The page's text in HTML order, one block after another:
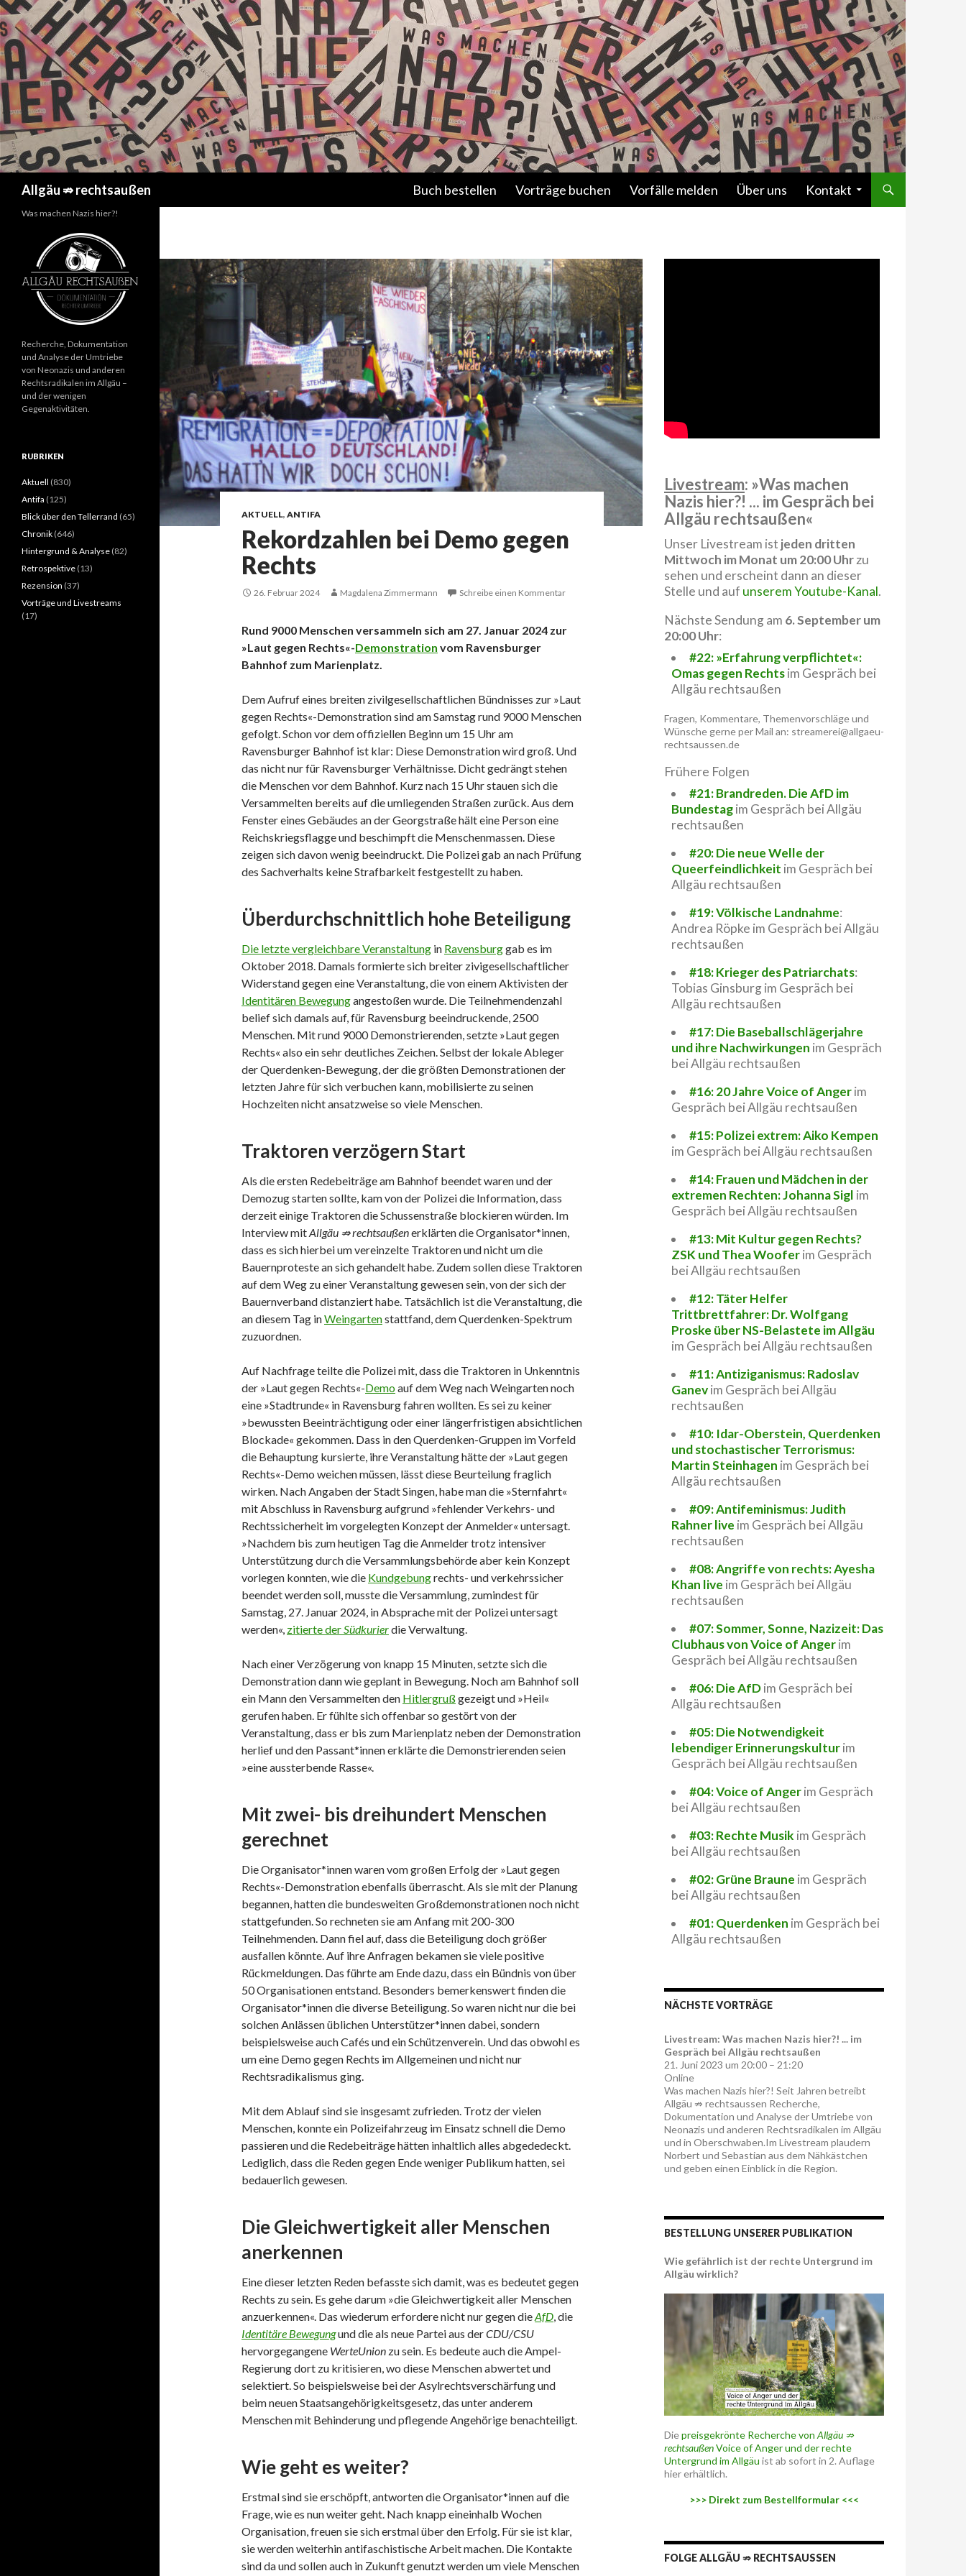
Allgäu ⇏ rechtsaußen Buch bestellen Vorträge buchen Vorfälle melden Über uns Kontakt
AKTUELL, ANTIFA
Rekordzahlen bei Demo gegen
Rechts
26. Februar 2024 Magdalena Zimmermann Schreibe einen Kommentar
Rund 9000 Menschen versammeln sich am 27. Januar 2024 zur
»Laut gegen Rechts«-Demonstration vom Ravensburger
Bahnhof zum Marienplatz.
Dem Aufruf eines breiten zivilgesellschaftlichen Bündnisses zur »Laut
gegen Rechts«-Demonstration sind am Samstag rund 9000 Menschen
gefolgt. Schon vor dem offiziellen Beginn um 15 Uhr am
Ravensburger Bahnhof ist klar: Diese Demonstration wird groß. Und
das nicht nur für Ravensburger Verhältnisse. Dicht gedrängt stehen
die Menschen vor dem Bahnhof. Kurz nach 15 Uhr stauen sich die
Versammelten bereits auf die umliegenden Straßen zurück. Aus dem
Fenster eines Gebäudes an der Georgstraße hält eine Person eine
Reichskriegsflagge und beschimpft die Menschenmassen. Diese
zeigen sich davon wenig beeindruckt. Die Polizei gab an nach Prüfung
des Sachverhalts keine Strafbarkeit festgestellt zu haben.
Überdurchschnittlich hohe Beteiligung
Die letzte vergleichbare Veranstaltung in Ravensburggab es im
Oktober 2018. Damals formierte sich breiter zivigesellschaftlicher
Widerstand gegen eine Veranstaltung, die von einem Aktivisten der
Identitären Bewegungangestoßen wurde. Die Teilnehmendenzahl
belief sich damals auf, für Ravensburg beeindruckende, 2500
Menschen. Mit rund 9000 Demonstrierenden, setzte »Laut gegen
Rechts« also ein sehr deutliches Zeichen. Selbst der lokale Ableger
der Querdenken-Bewegung, der die größten Demonstrationen der
letzten Jahre für sich verbuchen kann, mobilisierte zu seinen
Hochzeiten nicht ansatzweise so viele Menschen.
Traktoren verzögern Start
Als die ersten Redebeiträge am Bahnhof beendet waren und der
Demozug starten sollte, kam von der Polizei die Information, dass
derzeit einige Traktoren die Schussenstraße blockieren würden. Im
Interview mitAllgäu ⇏ rechtsaußenerklärten die Organisator*innen,
dass es sich hierbei um vereinzelte Traktoren und nicht um die
Bauernproteste an sich gehandelt habe. Zudem sollen diese Traktoren
auf dem Weg zu einer Veranstaltung gewesen sein, von der sich der
Bauernverband distanziert habe. Tatsächlich ist die Veranstaltung, die
an diesem Tag inWeingartenstattfand, dem Querdenken-Spektrum
zuzuordnen.
Auf Nachfrage teilte die Polizei mit, dass die Traktoren in Unkenntnis
der »Laut gegen Rechts«-Demoauf dem Weg nach Weingarten noch
eine »Stadtrunde« in Ravensburg fahren wollten. Es sei zu keiner
»bewussten Beeinträchtigung oder einer längerfristigen absichtlichen
Blockade« gekommen. Dass in den Querdenken-Gruppen im Vorfeld
die Behauptung kursierte, ihre Veranstaltung hätte der »Laut gegen
Rechts«-Demo weichen müssen, lässt diese Beurteilung fraglich
wirken. Nach Angaben der Stadt Singen, habe man die »Sternfahrt«
mit Abschluss in Ravensburg aufgrund »fehlender Verkehrs- und
Rechtssicherheit im vorgelegten Konzept der Anmelder« untersagt.
»Nachdem bis zum heutigen Tag die Anmelder trotz intensiver
Unterstützung durch die Versammlungsbehörde aber kein Konzept
vorlegen konnten, wie die Kundgebungrechts- und verkehrssicher
beendet werden soll, musste die Versammlung, zumindest für
Samstag, 27. Januar 2024, in Absprache mit der Polizei untersagt
werden«, zitierte derSüdkurierdie Verwaltung.
Nach einer Verzögerung von knapp 15 Minuten, setzte sich die
Demonstration dann wie geplant in Bewegung. Noch am Bahnhof soll
ein Mann den Versammelten den Hitlergrußgezeigt und »Heil«
gerufen haben. Er fühlte sich offenbar so gestört von der
Veranstaltung, dass er bis zum Marienplatz neben der Demonstration
herlief und den Passant*innen erklärte die Demonstrierenden seien
»eine aussterbende Rasse«.
Mit zwei- bis dreihundert Menschen
gerechnet
Die Organisator*innen waren vom großen Erfolg der »Laut gegen
Rechts«-Demonstration ebenfalls überrascht. Als sie mit der Planung
begannen, hatten die bundesweiten Großdemonstrationen noch nicht
stattgefunden. So rechneten sie am Anfang mit 200-300
Teilnehmenden. Dann fiel auf, dass die Beteiligung doch größer
ausfallen könnte. Auf ihre Anfragen bekamen sie viele positive
Rückmeldungen. Das führte am Ende dazu, dass ein Bündnis von über
50 Organisationen entstand. Besonders bemerkenswert finden die
Organisator*innen die diverse Beteiligung. So waren nicht nur die bei
solchen Anlässen üblichen Unterstützer*innen dabei, sondern
beispielsweise auch Cafés und ein Schützenverein. Und das obwohl es
um eine Demo gegen Rechts im Allgemeinen und nicht nur
Rechtsradikalismus ging.
Mit dem Ablauf sind sie insgesamt zufrieden. Trotz der vielen
Menschen, konnte ein Polizeifahrzeug im Einsatz schnell die Demo
passieren und die Redebeiträge hätten inhaltlich alles abgededeckt.
Lediglich, dass die Reden gegen Ende weniger Publikum hatten, sei
bedauerlich gewesen.
Die Gleichwertigkeit aller Menschen
anerkennen
Eine dieser letzten Reden befasste sich damit, was es bedeutet gegen
Rechts zu sein. Es gehe darum »die Gleichwertigkeit aller Menschen
anzuerkennen«. Das wiederum erfordere nicht nur gegen dieAfD, die
Identitäre Bewegungund die als neue Partei aus derCDU/CSU
hervorgegangene WerteUnion zu sein. Es bedeute auch die Ampel-
Regierung dort zu kritisieren, wo diese Menschen abwertet und
selektiert. So beispielsweise bei der Asylrechtsverschärfung und
beim neuen Staatsangehörigkeitsgesetz, das unter anderem
Menschen mit Behinderung und pflegende Angehörige benachteiligt.
Wie geht es weiter?
Erstmal sind sie erschöpft, antworten die Organisator*innen auf die
Frage, wie es nun weiter geht. Nach knapp eineinhalb Wochen
Organisation, freuen sie sich erstmal über den Erfolg. Für sie ist klar,
sie werden weiterhin antifaschistische Arbeit machen. Die Kontakte
sind da und sollen auch in Zukunft genutzt werden um viele Menschen
Livestream: »Was machen
Nazis hier?! ... im Gespräch bei
Allgäu rechtsaußen«
Unser Livestream ist jeden dritten
Mittwoch im Monat um 20:00 Uhrzu
sehen und erscheint dann an dieser
Stelle und auf unserem Youtube-Kanal.
Nächste Sendung am 6. September um
20:00 Uhr:
#22: »Erfahrung verpflichtet«:
Omas gegen Rechtsim Gespräch bei
Allgäu rechtsaußen
Fragen, Kommentare, Themenvorschläge und
Wünsche gerne per Mail an: streamerei@allgaeu-
rechtsaussen.de
Frühere Folgen
#21: Brandreden. Die AfD im
Bundestagim Gespräch bei Allgäu
rechtsaußen
#20: Die neue Welle der
Queerfeindlichkeit im Gespräch bei
Allgäu rechtsaußen
#19: Völkische Landnahme:
Andrea Röpke im Gespräch bei Allgäu
rechtsaußen
#18: Krieger des Patriarchats:
Tobias Ginsburg im Gespräch bei
Allgäu rechtsaußen
#17: Die Baseballschlägerjahre
und ihre Nachwirkungen im Gespräch
bei Allgäu rechtsaußen
#16: 20 Jahre Voice of Angerim
Gespräch bei Allgäu rechtsaußen
#15: Polizei extrem: Aiko Kempen
im Gespräch bei Allgäu rechtsaußen
#14: Frauen und Mädchen in der
extremen Rechten: Johanna Sigl im
Gespräch bei Allgäu rechtsaußen
#13: Mit Kultur gegen Rechts?
ZSK und Thea Wooferim Gespräch
bei Allgäu rechtsaußen
#12: Täter Helfer
Trittbrettfahrer: Dr. Wolfgang
Proske über NS-Belastete im Allgäu
im Gespräch bei Allgäu rechtsaußen
#11: Antiziganismus: Radoslav
Ganevim Gespräch bei Allgäu
rechtsaußen
#10: Idar-Oberstein, Querdenken
und stochastischer Terrorismus:
Martin Steinhagen im Gespräch bei
Allgäu rechtsaußen
#09: Antifeminismus: Judith
Rahner live im Gespräch bei Allgäu
rechtsaußen
#08: Angriffe von rechts: Ayesha
Khan live im Gespräch bei Allgäu
rechtsaußen
#07: Sommer, Sonne, Nazizeit: Das
Clubhaus von Voice of Angerim
Gespräch bei Allgäu rechtsaußen
#06: Die AfDim Gespräch bei
Allgäu rechtsaußen
#05: Die Notwendigkeit
lebendiger Erinnerungskulturim
Gespräch bei Allgäu rechtsaußen
#04: Voice of Angerim Gespräch
bei Allgäu rechtsaußen
#03: Rechte Musik im Gespräch
bei Allgäu rechtsaußen
#02: Grüne Braune im Gespräch
bei Allgäu rechtsaußen
#01: Querdenken im Gespräch bei
Allgäu rechtsaußen
NÄCHSTE VORTRÄGE
Livestream: Was machen Nazis hier?! ... im
Gespräch bei Allgäu rechtsaußen
21. Juni 2023 um 20:00 – 21:20
Online
Was machen Nazis hier?! Seit Jahren betreibt
Allgäu ⇏ rechtsaussen Recherche,
Dokumentation und Analyse der Umtriebe von
Neonazis und anderen Rechtsradikalen im Allgäu
und in Oberschwaben.Im Livestream plaudern
Norbert und Sebastian aus dem Nähkästchen
und geben einen Einblick in die Region.
BESTELLUNG UNSERER PUBLIKATION
Wie gefährlich ist der rechte Untergrund im
Allgäu wirklich?
Diepreisgekrönte Recherche von Allgäu ⇏
rechtsaußenVoice of Anger und der rechte
Untergrund im Allgäu ist ab sofort in 2. Auflage
hier erhältlich.
>>> Direkt zum Bestellformular <<<
FOLGE ALLGÄU ⇏ RECHTSAUSSEN
Was machen Nazis hier?!
Recherche, Dokumentation
und Analyse der Umtriebe
von Neonazis und anderen
Rechtsradikalen im Allgäu –
und der wenigen
Gegenaktivitäten.
RUBRIKEN
Aktuell (830)
Antifa (125)
Blick über den Tellerrand (65)
Chronik (646)
Hintergrund & Analyse (82)
Retrospektive (13)
Rezension (37)
Vorträge und Livestreams
(17)